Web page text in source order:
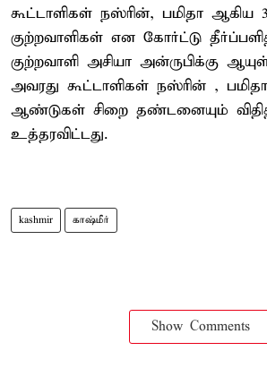
கூட்டாளிகள் நஸ்ரின், பமிதா ஆகிய
குற்றவாளிகள் என கோர்ட்டு
குற்றவாளி அசியா அன்ருபிக்கு
அவரது கூட்டாளிகள் நஸ்ரின் ,
ஆண்டுகள் சிறை தண்டனையும்
உத்தரவிட்டது.
kashmir காஷ்மீர்
Show Comments